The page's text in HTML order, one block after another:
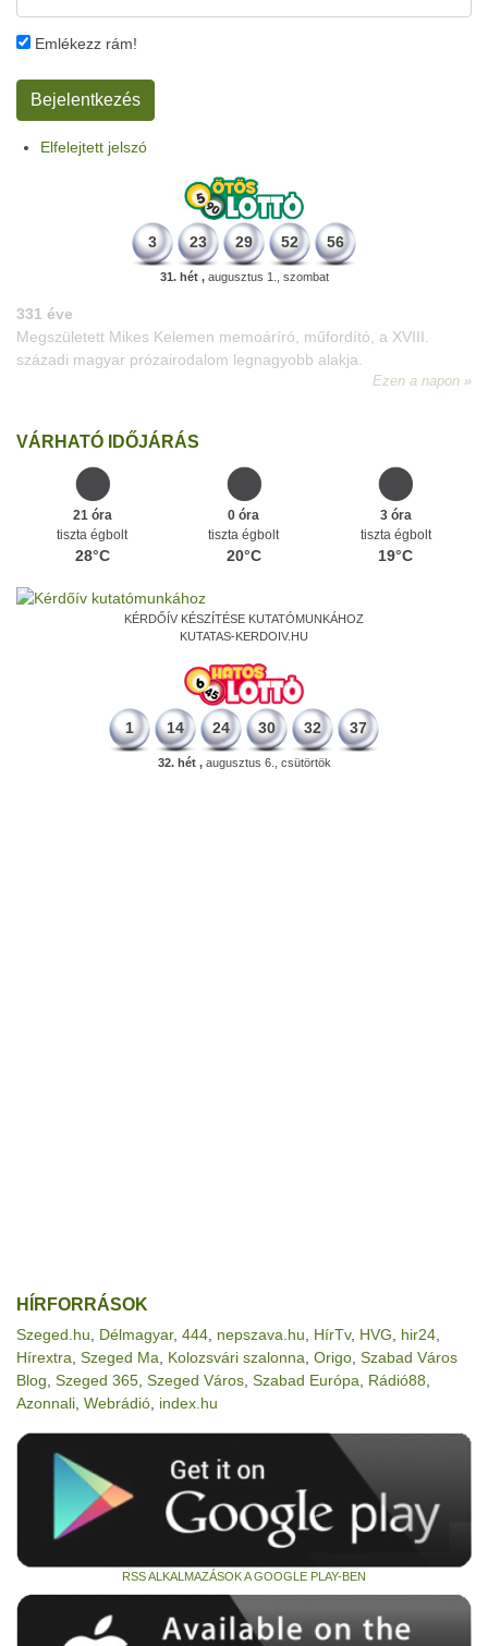
Emlékezz rám!
Elfelejtett jelszó
3 23 29 52 56
31. hét ,augusztus 1., szombat
331 éve
Megszületett Mikes Kelemen memoáríró, műfordító, a XVIII.
századi magyar prózairodalom legnagyobb alakja.
Ezen a napon
VÁRHATÓ IDŐJÁRÁS
21 óra
tiszta égbolt
28°C
0 óra
tiszta égbolt
20°C
3 óra
tiszta égbolt
19°C
KÉRDŐÍV KÉSZÍTÉSE KUTATÓMUNKÁHOZ
KUTATAS-KERDOIV.HU
1 14 24 30 32 37
32. hét ,augusztus 6., csütörtök
HÍRFORRÁSOK
Szeged.hu Délmagyar, 444 nepszava.hu HírTv, HVG hir24
Hírextra Szeged Ma Kolozsvári szalonna Origo Szabad Város
Blog Szeged 365 Szeged Város Szabad Európa Rádió88
Azonnali Webrádió index.hu
RSS ALKALMAZÁSOK A GOOGLE PLAY-BEN